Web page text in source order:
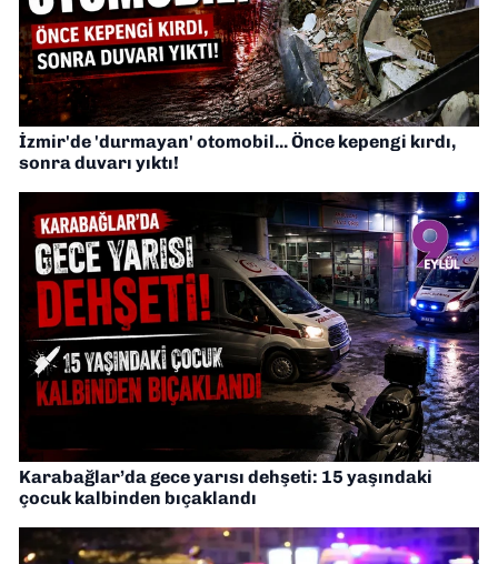
İzmir'de 'durmayan' otomobil... Önce kepengi kırdı,
sonra duvarı yıktı!
Karabağlar’da gece yarısı dehşeti: 15 yaşındaki
çocuk kalbinden bıçaklandı